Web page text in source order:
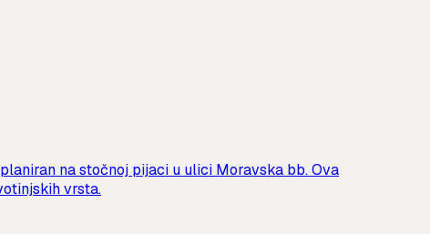
na stočnoj pijaci u ulici Moravska bb. Ova
vrsta.